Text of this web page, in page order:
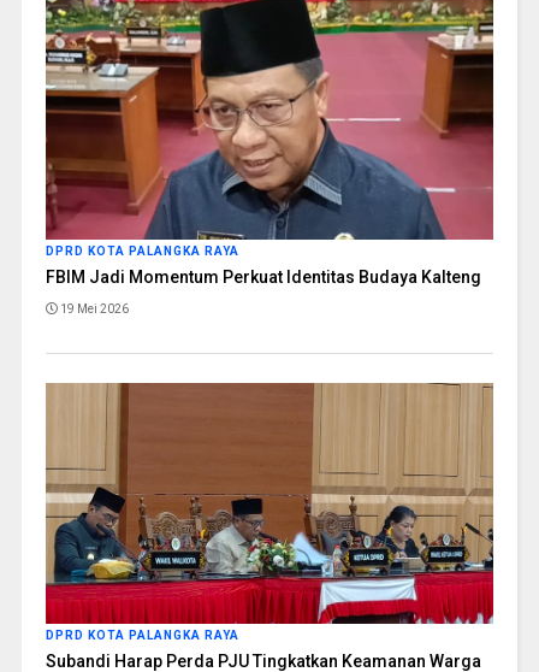
DPRD KOTA PALANGKA RAYA
FBIM Jadi Momentum Perkuat Identitas Budaya Kalteng
19 Mei 2026
DPRD KOTA PALANGKA RAYA
Subandi Harap Perda PJU Tingkatkan Keamanan Warga